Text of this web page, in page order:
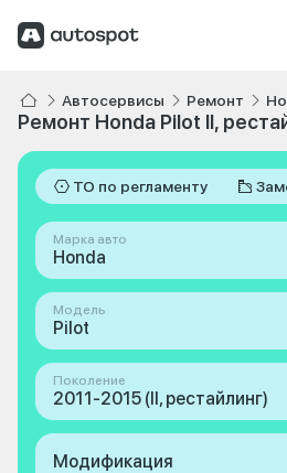
Автосервисы Ремонт
Ремонт Honda Pilot II,
ТО по регламенту
Марка авто
Honda
Модель
Pilot
Поколение
2011-2015 (II, рестайлинг)
Модификация